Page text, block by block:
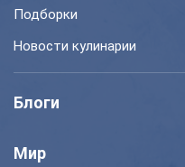
Подборки
Новости кулинарии
Блоги
Мир